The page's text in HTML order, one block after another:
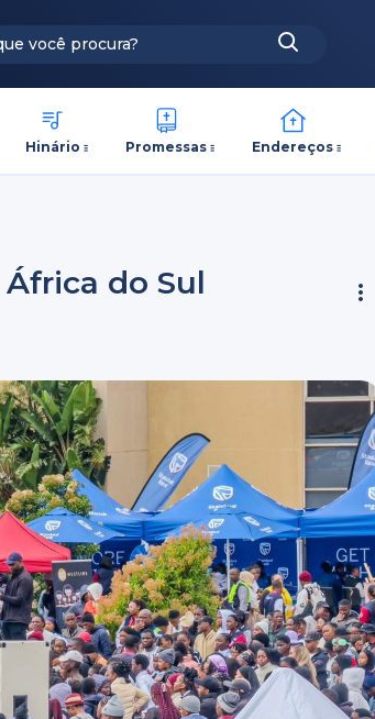
Hinário Promessas Endereços
do Sul